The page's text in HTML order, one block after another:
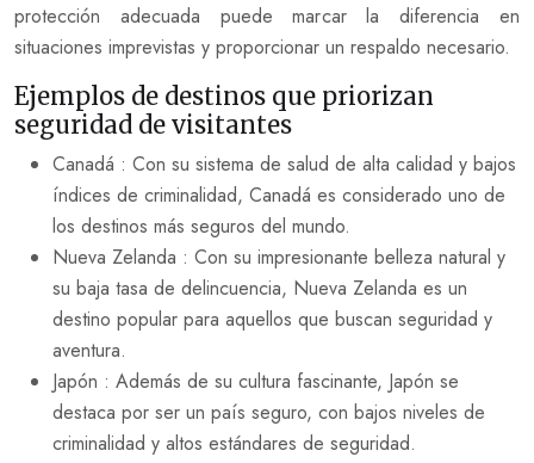
protección adecuada puede marcar la diferencia en
situaciones imprevistas y proporcionar un respaldo necesario.
Ejemplos de destinos que priorizan
seguridad de visitantes
Canadá : Con su sistema de salud de alta calidad y bajos
índices de criminalidad, Canadá es considerado uno de
los destinos más seguros del mundo.
Nueva Zelanda : Con su impresionante belleza natural y
su baja tasa de delincuencia, Nueva Zelanda es un
destino popular para aquellos que buscan seguridad y
aventura.
Japón : Además de su cultura fascinante, Japón se
destaca por ser un país seguro, con bajos niveles de
criminalidad y altos estándares de seguridad.